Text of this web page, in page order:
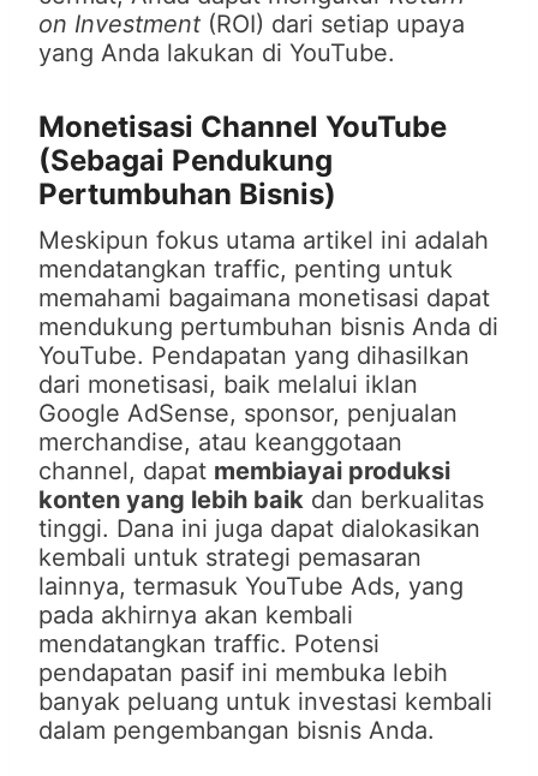
on Investment (ROI) dari setiap upaya
yang Anda lakukan di YouTube.
Monetisasi Channel YouTube
(Sebagai Pendukung
Pertumbuhan Bisnis)
Meskipun fokus utama artikel ini adalah
mendatangkan traffic, penting untuk
memahami bagaimana monetisasi dapat
mendukung pertumbuhan bisnis Anda di
YouTube. Pendapatan yang dihasilkan
dari monetisasi, baik melalui iklan
Google AdSense, sponsor, penjualan
merchandise, atau keanggotaan
channel, dapat membiayai produksi
konten yang lebih baik dan berkualitas
tinggi. Dana ini juga dapat dialokasikan
kembali untuk strategi pemasaran
lainnya, termasuk YouTube Ads, yang
pada akhirnya akan kembali
mendatangkan traffic. Potensi
pendapatan pasif ini membuka lebih
banyak peluang untuk investasi kembali
dalam pengembangan bisnis Anda.